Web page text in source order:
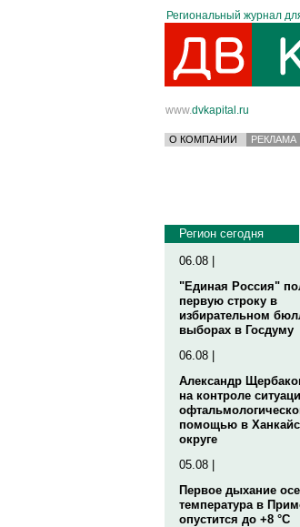
Региональный журнал
www.dvkapital.ru
О КОМПАНИИ РЕКЛАМА
Регион сегодня
06.08 |
"Единая Россия"
первую строку в
избирательном
выборах в Госдуму
06.08 |
Александр
на контроле
помощью в
округе
05.08 |
Первое дыхание
температура в
опустится до +8 °C